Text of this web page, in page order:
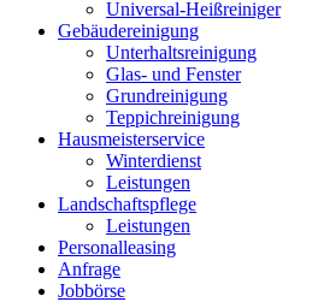
Universal-Heißreiniger
Gebäudereinigung
Unterhaltsreinigung
Glas- und Fenster
Grundreinigung
Teppichreinigung
Hausmeisterservice
Winterdienst
Leistungen
Landschaftspflege
Leistungen
Personalleasing
Anfrage
Jobbörse